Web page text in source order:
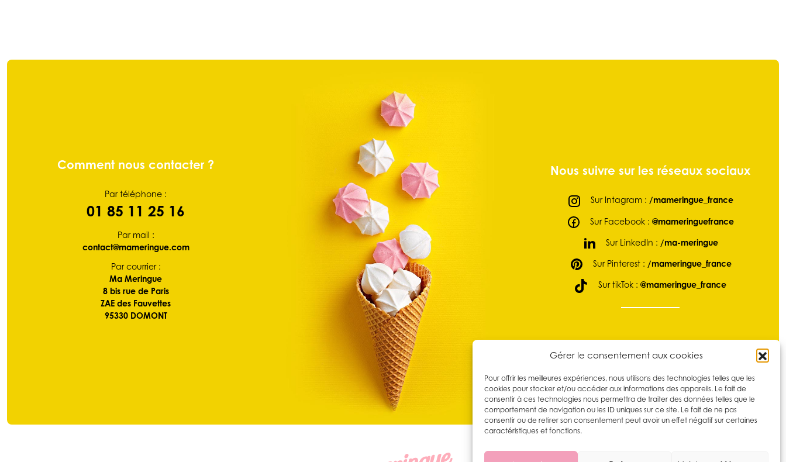
Gérer le consentement aux cookies
Pour offrir les meilleures expériences, nous utilisons des technologies telles que les
cookies pour stocker et/ou accéder aux informations des appareils. Le fait de
consentir à ces technologies nous permettra de traiter des données telles que le
comportement de navigation ou les ID uniques sur ce site. Le fait de ne pas
consentir ou de retirer son consentement peut avoir un effet négatif sur certaines
caractéristiques et fonctions.
Comment nous contacter ?
Par téléphone :
01 85 11 25 16
Par mail :
contact@mameringue.com
Par courrier :
Ma Meringue
8 bis rue de Paris
ZAE des Fauvettes
95330 DOMONT
Nous suivre sur les réseaux sociaux
Sur Intagram : /mameringue_france
Sur Facebook : @mameringuefrance
Sur LinkedIn : /ma-meringue
Sur Pinterest : /mameringue_france
Sur tikTok : @mameringue_france